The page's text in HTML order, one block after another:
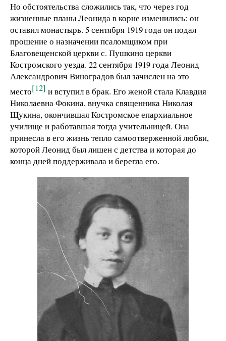
Но обстоятельства сложились так, что через год
жизненные планы Леонида в корне изменились: он
оставил монастырь. 5 сентября 1919 года он подал
прошение о назначении псаломщиком при
Благовещенской церкви с. Пушкино церкви
Костромского уезда. 22 сентября 1919 года Леонид
Александрович Виноградов был зачислен на это
место[12] и вступил в брак. Его женой стала Клавдия
Николаевна Фокина, внучка священника Николая
Щукина, окончившая Костромское епархиальное
училище и работавшая тогда учительницей. Она
принесла в его жизнь тепло самоотверженной любви,
которой Леонид был лишен с детства и которая до
конца дней поддерживала и берегла его.